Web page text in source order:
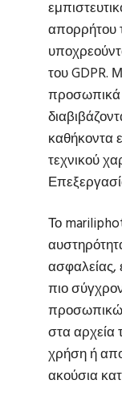
απορρήτου
του GDPR.
προσωπικά
καθήκοντα
τεχνικού
Το
ασφαλείας,
πιο
στα
χρήση ή
ακούσια